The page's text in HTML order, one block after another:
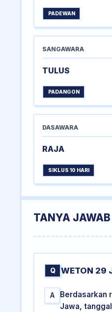
PADEWAN
SANGAWARA
TULUS
PADANGON
DASAWARA
RAJA
SIKLUS 10 HARI
TANYA
Q WETON 29
A
Berdasarkan
Jawa,